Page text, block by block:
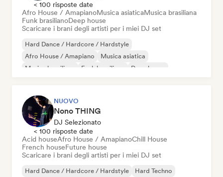
< 100 risposte date
Afro House / AmapianoMusica asiaticaMusica brasiliana
Funk brasilianoDeep house
Scaricare i brani degli artisti per i miei DJ set
Hard Dance / Hardcore / Hardstyle
Afro House / Amapiano
Musica asiatica
Musica brasiliana
Funk brasiliano
Deep house
NUOVO
Nono THING
DJ Selezionato
< 100 risposte date
Acid houseAfro House / AmapianoChill House
French houseFuture house
Scaricare i brani degli artisti per i miei DJ set
Hard Dance / Hardcore / Hardstyle Hard Techno